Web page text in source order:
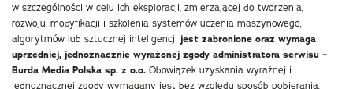
w szczególności w celu ich eksploracji, zmierzającej do tworzenia,
rozwoju, modyfikacji i szkolenia systemów uczenia maszynowego,
algorytmów lub sztucznej inteligencji jest zabronione oraz wymaga
uprzedniej, jednoznacznie wyrażonej zgody administratora serwisu –
Burda Media Polska sp. z o.o. Obowiązek uzyskania wyraźnej i
jednoznacznej zgody wymagany jest bez względu sposób pobierania,